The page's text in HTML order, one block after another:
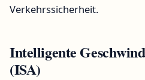
Verkehrssicherheit.
Intelligente
(ISA)